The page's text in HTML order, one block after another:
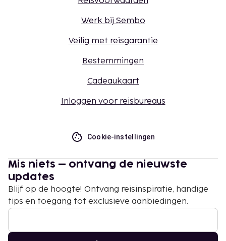
Werk bij Sembo
Veilig met reisgarantie
Bestemmingen
Cadeaukaart
Inloggen voor reisbureaus
Cookie-instellingen
Mis niets – ontvang de nieuwste
updates
Blijf op de hoogte! Ontvang reisinspiratie, handige
tips en toegang tot exclusieve aanbiedingen.